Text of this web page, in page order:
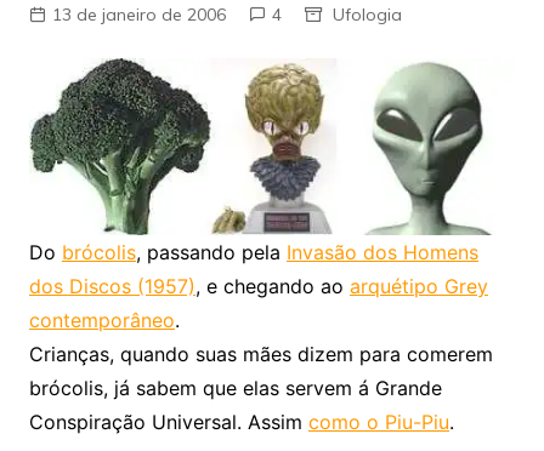
13 de janeiro de 2006 4 Ufologia
Do brócolis, passando pela Invasão dos Homens
dos Discos (1957), e chegando ao arquétipo Grey
contemporâneo.
Crianças, quando suas mães dizem para comerem
brócolis, já sabem que elas servem á Grande
Conspiração Universal. Assim como o Piu-Piu.